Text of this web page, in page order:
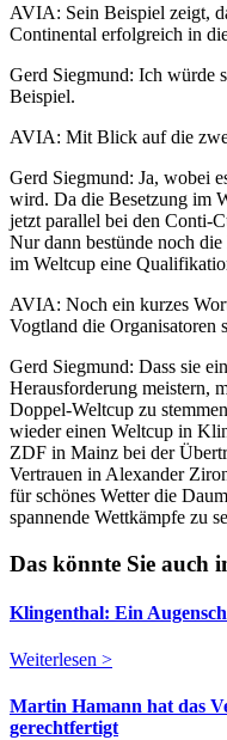
AVIA: Sein Beispiel zeigt,
Continental erfolgreich in
Gerd Siegmund: Ich würde
Beispiel.
AVIA: Mit Blick auf die
Gerd Siegmund: Ja, wobei
wird. Da die Besetzung im
jetzt parallel bei den Conti-
Nur dann bestünde noch
im Weltcup eine
AVIA: Noch ein kurzes
Vogtland die Organisatoren
Gerd Siegmund: Dass sie
Herausforderung meistern,
Doppel-Weltcup zu
wieder einen Weltcup in
ZDF in Mainz bei der
Vertrauen in Alexander
für schönes Wetter die
spannende Wettkämpfe zu
Das könnte Sie auch
Klingenthal: Ein
Weiterlesen >
Martin Hamann hat das
gerechtfertigt